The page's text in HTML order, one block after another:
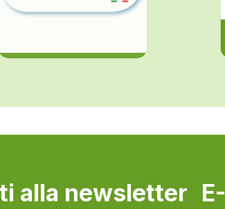
ZCS Azzurro
alla newsletter E-